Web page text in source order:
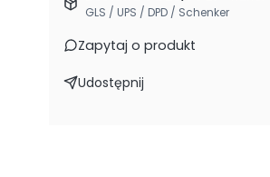
GLS / UPS / DPD / Schenker
Zapytaj o produkt
Udostępnij